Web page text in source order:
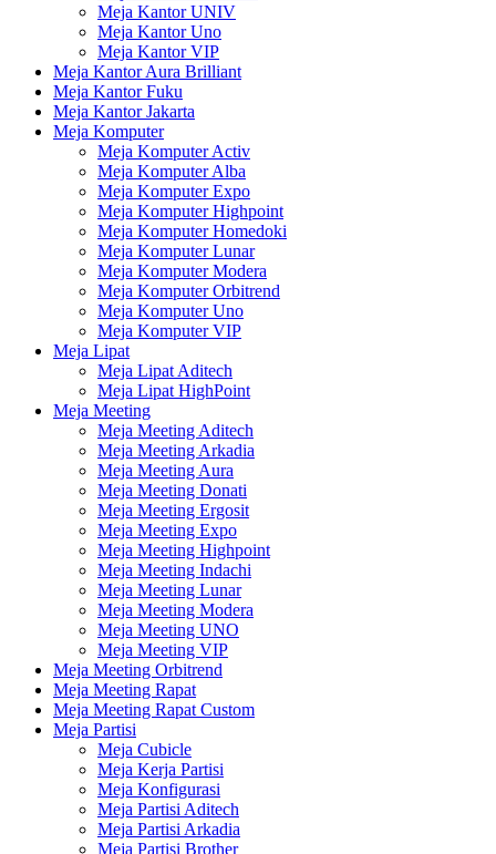
Meja Kantor UNIV
Meja Kantor Uno
Meja Kantor VIP
Meja Kantor Aura Brilliant
Meja Kantor Fuku
Meja Kantor Jakarta
Meja Komputer
Meja Komputer Activ
Meja Komputer Alba
Meja Komputer Expo
Meja Komputer Highpoint
Meja Komputer Homedoki
Meja Komputer Lunar
Meja Komputer Modera
Meja Komputer Orbitrend
Meja Komputer Uno
Meja Komputer VIP
Meja Lipat
Meja Lipat Aditech
Meja Lipat HighPoint
Meja Meeting
Meja Meeting Aditech
Meja Meeting Arkadia
Meja Meeting Aura
Meja Meeting Donati
Meja Meeting Ergosit
Meja Meeting Expo
Meja Meeting Highpoint
Meja Meeting Indachi
Meja Meeting Lunar
Meja Meeting Modera
Meja Meeting UNO
Meja Meeting VIP
Meja Meeting Orbitrend
Meja Meeting Rapat
Meja Meeting Rapat Custom
Meja Partisi
Meja Cubicle
Meja Kerja Partisi
Meja Konfigurasi
Meja Partisi Aditech
Meja Partisi Arkadia
Meja Partisi Brother